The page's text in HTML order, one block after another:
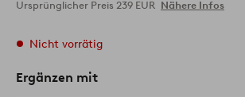
Ursprünglicher Preis 239 EUR Nähere Infos
Nicht vorrätig
Ergänzen mit